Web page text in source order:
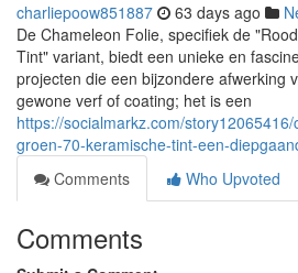
charliepoow851887 63 days ago
De Chameleon Folie, specifiek de
Tint" variant, biedt een unieke en
projecten die een bijzondere afwerking
gewone verf of coating; het is een
https://socialmarkz.com/
groen-70-keramische-tint-een-
Comments
Who Upvoted
Comments